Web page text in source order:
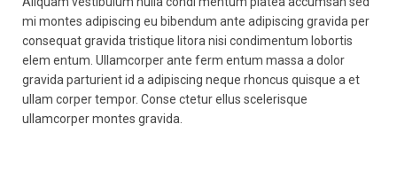
mi montes adipiscing eu bibendum ante adipiscing gravida per
consequat gravida tristique litora nisi condimentum lobortis
elem entum. Ullamcorper ante ferm entum massa a dolor
gravida parturient id a adipiscing neque rhoncus quisque a et
ullam corper tempor. Conse ctetur ellus scelerisque
ullamcorper montes gravida.